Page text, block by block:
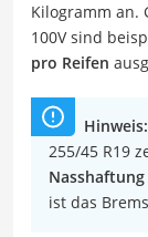
Kilogramm an.
100V sind
pro Reifen
Hinweis:
255/45 R19
Nasshaftung
ist das